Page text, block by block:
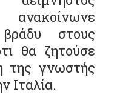
στους
θα ζητούσε
της γνωστής
Ιταλία.